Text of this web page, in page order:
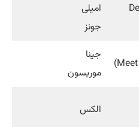
امیلی
جونز
جینا
موریسون
الکس